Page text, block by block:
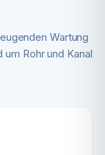
Wartung
Rohr und Kanal